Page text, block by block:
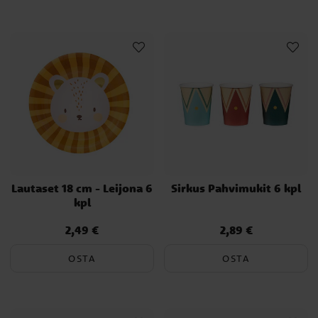
Popcorn-laatikot
Tarjoile ne raidallisista popparilaatikoista.
Hattaramuffinit– Muffinit, joiden päällä on pehmeää hattaraa
– hauskaa ja värikästä!
Klovnin nenät
– Punaisia karkkipalloja tai vaahtokarkkeja
punaisella kuorrutteella.
Tivoli-nakit
– Helppo ja suosittu valinta, joka maistuu kaikille.
Ja miksi et tarjoaisi upeaa sirkuskakkua, joka on koristeltu raidoilla,
tähdillä tai pienillä sirkuseläimillä?
Lautaset 18 cm - Leijona 6
kpl
Hinta:2,49 €
2,49 €
OSTA
Sirkus Pahvimukit 6 kpl
Hinta:2,89 €
2,89 €
OSTA